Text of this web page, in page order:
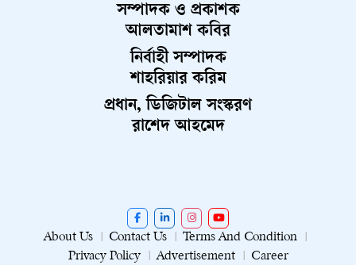
সম্পাদক ও প্রকাশক
আলতামাশ কবির
নির্বাহী সম্পাদক
শাহরিয়ার করিম
প্রধান, ডিজিটাল সংস্করণ
রাশেদ আহমেদ
About Us Contact Us
Terms And Condition
Privacy Policy
Advertisement Career